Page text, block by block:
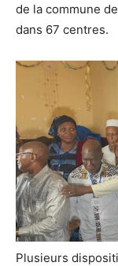
de la commune
dans 67 centres.
Plusieurs